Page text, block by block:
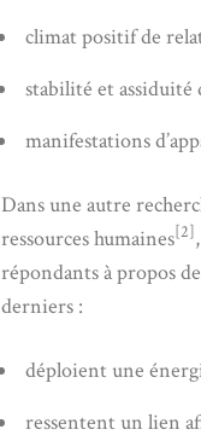
climat positif de
stabilité et assiduité
manifestations
Dans une autre
ressources humaines[2]
répondants à propos
derniers :
déploient une
ressentent un lien